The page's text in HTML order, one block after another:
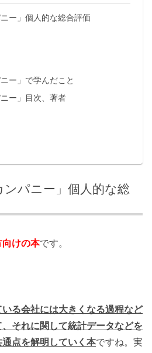
ー」個人的な総合評価
ー」で学んだこと
ー」目次、著者
ンパニー」個人的な総
向けの本です。
る会社には大きくなる過程など
それに関して統計データなどを
点を解明していく本ですね。実